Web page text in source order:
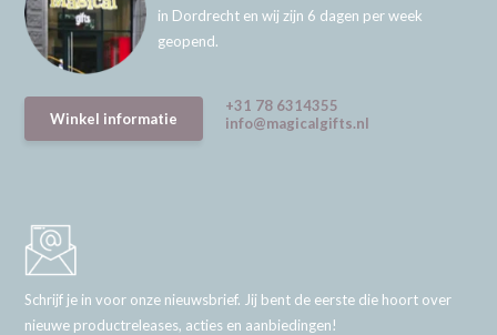
in Dordrecht en wij zijn 6 dagen per week
geopend.
Winkel informatie
+31 78 6314355
info@magicalgifts.nl
Schrijf je in voor onze nieuwsbrief. Jij bent de eerste die hoort over
nieuwe productreleases, acties en aanbiedingen!